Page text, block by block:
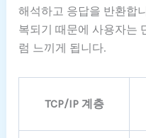
해석하고 응답을 반환합
복되기 때문에 사용자는
럼 느끼게 됩니다.
TCP/IP 계층